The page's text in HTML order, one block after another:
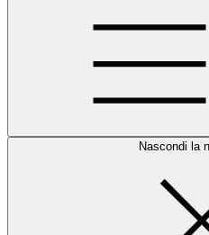
Nascondi la